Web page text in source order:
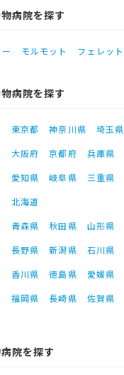
病院を探す
モルモット フェレット
病院を探す
東京都 神奈川県 埼玉県
大阪府 京都府 兵庫県
愛知県 岐阜県 三重県
北海道
青森県 秋田県 山形県
長野県 新潟県 石川県
香川県 徳島県 愛媛県
福岡県 長崎県 佐賀県
院を探す